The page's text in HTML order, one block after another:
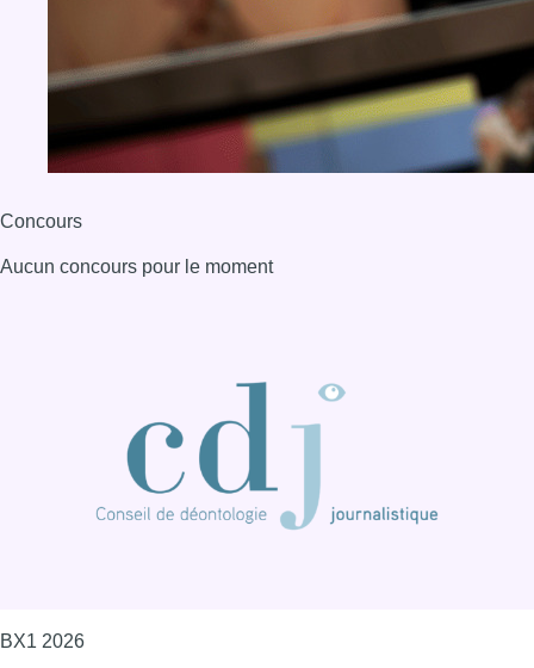
Concours
Aucun concours pour le moment
BX1 2026